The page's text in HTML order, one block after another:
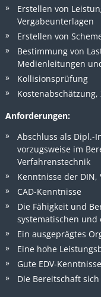
Erstellen von
Vergabeunterlagen
Erstellen von
Bestimmung von
Medienleitungen
Kollisionsprüfung
Anforderungen:
Abschluss als Dipl.-
vorzugsweise im
Verfahrenstechnik
Kenntnisse der DIN,
CAD-Kenntnisse
Die Fähigkeit und
systematischen
Ein ausgeprägtes
Eine hohe
Gute EDV-Kenntnisse
Die Bereitschaft